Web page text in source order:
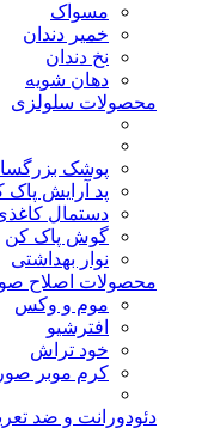
مسواک
خمیر دندان
نخ دندان
دهان شویه
محصولات سلولزی
پوشک
پد آرایش پاک
دستمال
گوش پاک کن
نوار بهداشتی
محصولات اصلاح
موم و وکس
افترشیو
خود تراش
کرم موبر
دئودورانت و ضد